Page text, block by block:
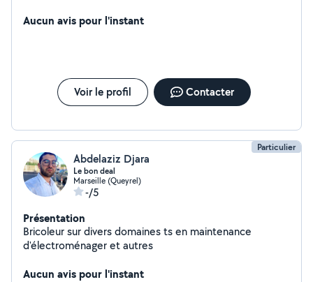
Aucun avis pour l'instant
Voir le profil Contacter
Particulier
Abdelaziz Djara
Le bon deal
Marseille (Queyrel)
-/5
Présentation
Bricoleur sur divers domaines ts en maintenance
d'électroménager et autres
Aucun avis pour l'instant